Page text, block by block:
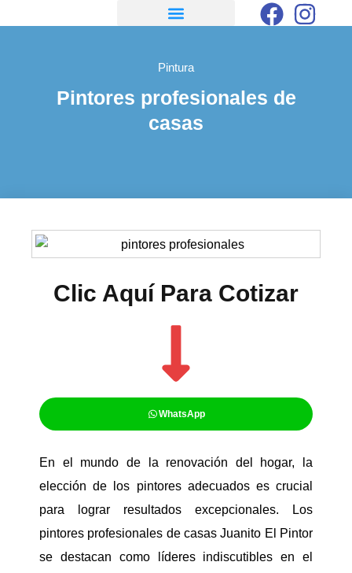
Pintura
Pintores profesionales de
casas
Clic Aquí Para Cotizar​
WhatsApp
En el mundo de la renovación del hogar, la
elección de los pintores adecuados es crucial
para lograr resultados excepcionales. Los
pintores profesionales de casas Juanito El Pintor
se destacan como líderes indiscutibles en el